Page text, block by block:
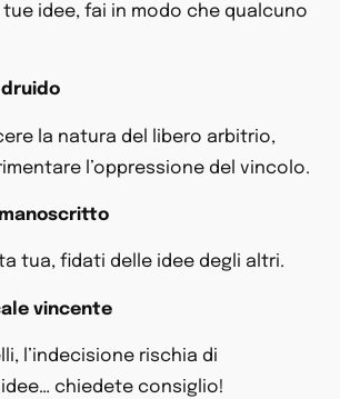
idee, fai in modo che qualcuno
druido
la natura del libero arbitrio,
l’oppressione del vincolo.
tua, fidati delle idee degli altri.
vincente
l’indecisione rischia di
chiedete consiglio!